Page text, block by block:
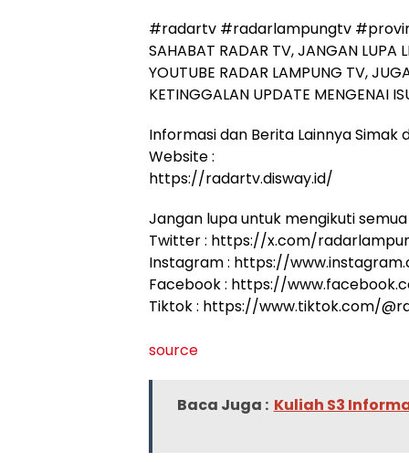
#radartv #radarlampungtv
SAHABAT RADAR TV, JANGAN LUPA
YOUTUBE RADAR LAMPUNG TV,
KETINGGALAN UPDATE MENGENAI
Informasi dan Berita Lainnya Simak
Website :
https://radartv.disway.id/
Jangan lupa untuk mengikuti
Twitter : https://x.com/
Instagram : https://
Facebook : https://
Tiktok : https://www.tiktok.com/
source
Baca Juga : Kuliah S3